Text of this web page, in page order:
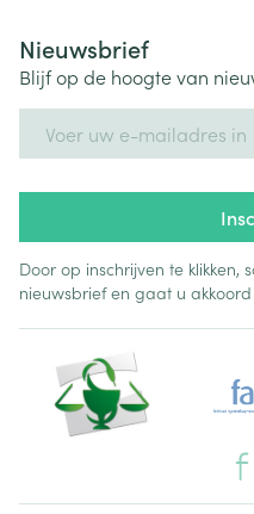
Nieuwsbrief
Blijf op de hoogte van
Door op inschrijven te klikken,
nieuwsbrief en gaat u